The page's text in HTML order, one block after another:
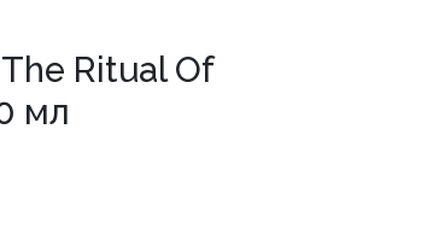
Ritual Of
мл